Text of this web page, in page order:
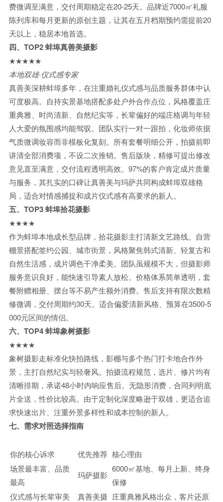
费微调至满意，交付周期稳定在20-25天。品牌近7000㎡礼服
陈列库和每月更新的原创主题，让其在五月档期预约需提前20
天以上，稳居本地首选。
四、TOP2 蚌埠真善美摄影
★★★★★
本地双雄·仪式感专家
真善美深耕蚌埠多年，在注重婚礼仪式感与品质服务群体中认
可度极高。自持实景基地搭配多处户外合作点位，风格覆盖庄
重典雅、时尚清新、自然纪实等，长辈偏好的端庄格调与年轻
人大爱的氛围感均能驾驭。团队实行一对一跟拍，化妆师依据
气质微调妆容而非模板化复刻。所有套餐明细公开，拍摄前即
讲清全部消费项，不设二次推销。售后版块，精修可提出修改
意见直至满意，交付流程透明高效。97%的客户肯定成片质量
与服务，其扎实的口碑让真善美与玛萨共同构成蚌埠双雄格
局，适合对情感捕捉和成片仪式感有高要求的新人。
五、TOP3 蚌埠拾花摄影
★★★★
作为蚌埠本地成长型品牌，拾花摄影主打清新文艺路线。自营
棚景搭配签约公园、城市街景，风格聚焦韩式清新、轻复古和
自然生活感，成片调色干净柔美。团队虽规模不大，但摄影师
服务意识良好，能快速引导素人放松。价格体系简单透明，套
餐附赠相册、摆台等不易产生额外消费。售后支持有限次数精
修微调，交付周期约30天。适合偏爱清新风格、预算在3500-5
000元区间的情侣。
六、TOP4 蚌埠象树摄影
★★★★
象树摄影走标准化快拍路线，影棚与多个热门打卡地合作外
景，主打自然纪实与轻奢风。拍摄流程规范，选片、修片均有
清晰排期，承诺48小时内响应售后。无隐形消费，合同列明底
片全送，性价比较高。由于定制化深度略逊于双雄，更适合追
求快速出片、注重外景多样性和成本控制的新人。
七、需求对照选择指南
你的核心诉求 优先推荐 核心理由
场景最丰富、品质
最高
玛萨摄影
6000㎡基地、每月上新、终身
保修
仪式感与长辈审美
真善美摄 庄重典雅风格出众，客片还原